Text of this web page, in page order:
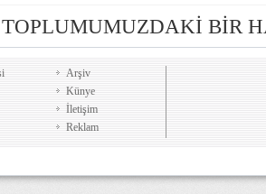
TOPLUMUMUZDAKİ BİR
Arşiv
Künye
İletişim
Reklam